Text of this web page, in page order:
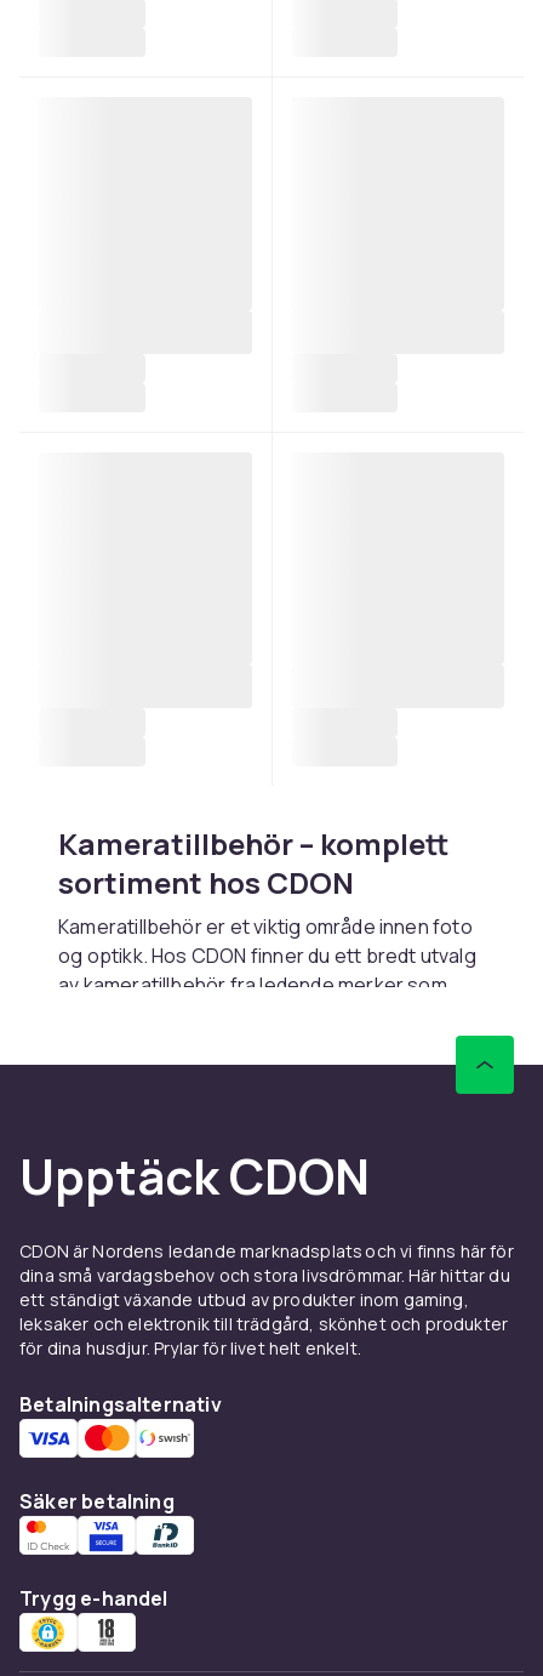
Kameratillbehör – komplett
sortiment hos CDON
Kameratillbehör er et viktig område innen foto
og optikk. Hos CDON finner du ett bredt utvalg
av kameratillbehör fra ledende merker som
nybegynner eller profesjonell fotograf, har vi
de produktene du trenger.
ønsket funksjonalitet og budsjett. Les
produktbeskrivelsene nøye og sammenlign
produktet for dine behov.
Kjøp kameratillbehör online hos CDON til
konkurransedyktige priser. Vi tilbyr rask
levering og enkel retur.
Utforska hela foto & optik-sortimentet hos
CDON.
Kameratillbehör
Kameratillbehör är ett viktigt tillbehör för alla
fotoentusiaster. Kontrollera alltid
kompatibilitet med ditt kamerasystem och dina
specifika behov innan köp. Välj produkter från
Upptäck CDON
CDON är Nordens ledande marknadsplats och vi finns här för
dina små vardagsbehov och stora livsdrömmar. Här hittar du
ett ständigt växande utbud av produkter inom gaming,
leksaker och elektronik till trädgård, skönhet och produkter
för dina husdjur. Prylar för livet helt enkelt.
Betalningsalternativ
Säker betalning
Trygg e-handel